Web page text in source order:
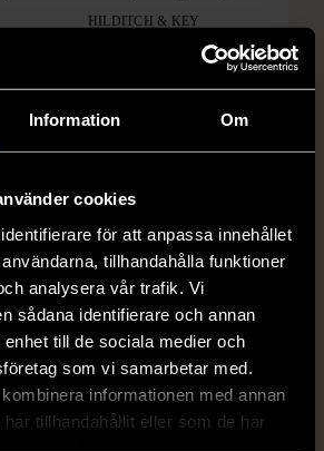
Information Om
cookies
för att anpassa innehållet
tillhandahålla funktioner
analysera vår trafik. Vi
sådana identifierare och annan
till de sociala medier och
som vi samarbetar med.
informationen med annan
tillhandahållit eller som de har
HILDITCH & KEY
Hilditch & Key linneskjorta
399 kr
1/5